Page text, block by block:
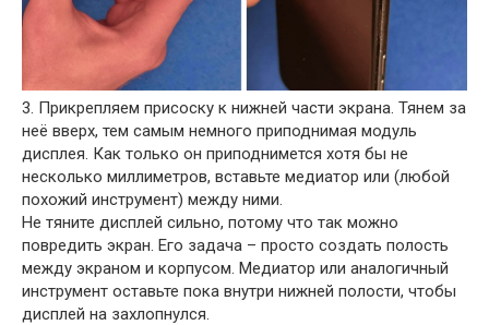
3. Прикрепляем присоску к нижней части экрана. Тянем за
неё вверх, тем самым немного приподнимая модуль
дисплея. Как только он приподнимется хотя бы не
несколько миллиметров, вставьте медиатор или (любой
похожий инструмент) между ними.
Не тяните дисплей сильно, потому что так можно
повредить экран. Его задача – просто создать полость
между экраном и корпусом. Медиатор или аналогичный
инструмент оставьте пока внутри нижней полости, чтобы
дисплей на захлопнулся.